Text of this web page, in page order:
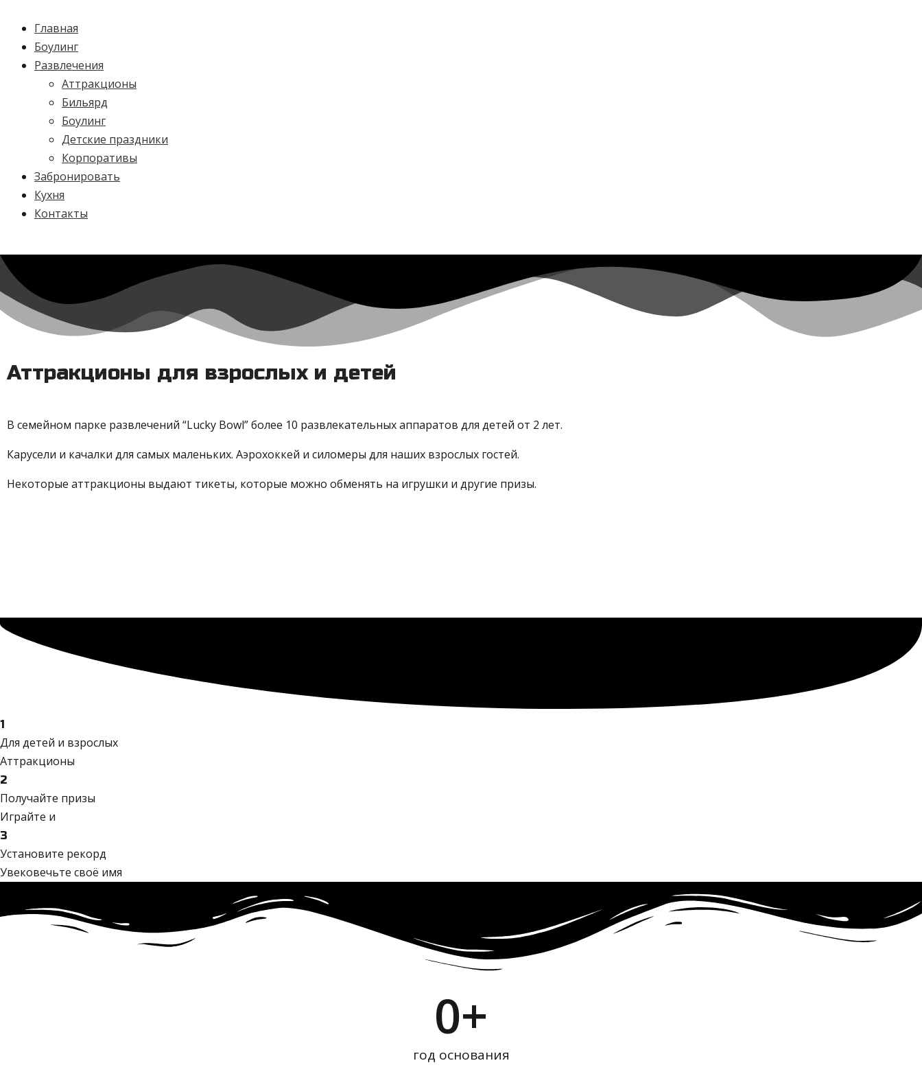
Главная
Боулинг
Развлечения
Аттракционы
Бильярд
Боулинг
Детские праздники
Корпоративы
Забронировать
Кухня
Контакты
Аттракционы для взрослых и детей
В семейном парке развлечений “Lucky Bowl” более 10 развлекательных аппаратов для детей от 2 лет.
Карусели и качалки для самых маленьких. Аэрохоккей и силомеры для наших взрослых гостей.
Некоторые аттракционы выдают тикеты, которые можно обменять на игрушки и другие призы.
1
Для детей и взрослых
Аттракционы
2
Получайте призы
Играйте и
3
Установите рекорд
Увековечьте своё имя
0+
год основания